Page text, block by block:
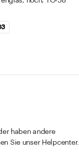
haben andere
Sie unser Helpcenter.